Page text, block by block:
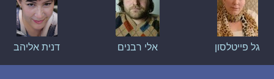
גל פייטלסון אלי רבנים דנית אליהב